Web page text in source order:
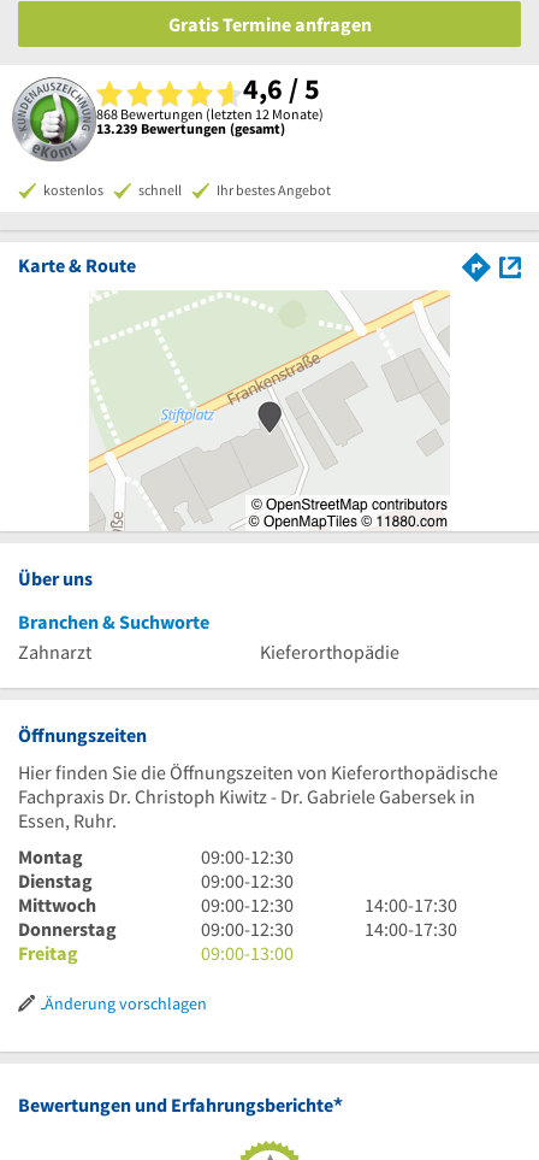
Gratis Termine anfragen
4,6 / 5
868 Bewertungen (letzten 12 Monate)
13.239 Bewertungen (gesamt)
kostenlos schnell Ihr bestes Angebot
Karte & Route
Über uns
Branchen & Suchworte
Zahnarzt
Kieferorthopädie
Öffnungszeiten
Hier finden Sie die Öffnungszeiten von Kieferorthopädische
Fachpraxis Dr. Christoph Kiwitz - Dr. Gabriele Gabersek in
Essen, Ruhr.
Montag
9
Uhr
bis
12
Uhr
09:00-12:30
Dienstag
9
Uhr
bis
12
30
09:00-12:30
Mittwoch
9
Uhr
bis
Uhr
09:00-12:30
14
Uhr
14:00-17:30
Donnerstag
9
Uhr
12
30
09:00-12:30
14
30
14:00-17:30
Freitag
9
bis
Uhr
09:00-13:00
Änderung vorschlagen
Bewertungen und Erfahrungsberichte*